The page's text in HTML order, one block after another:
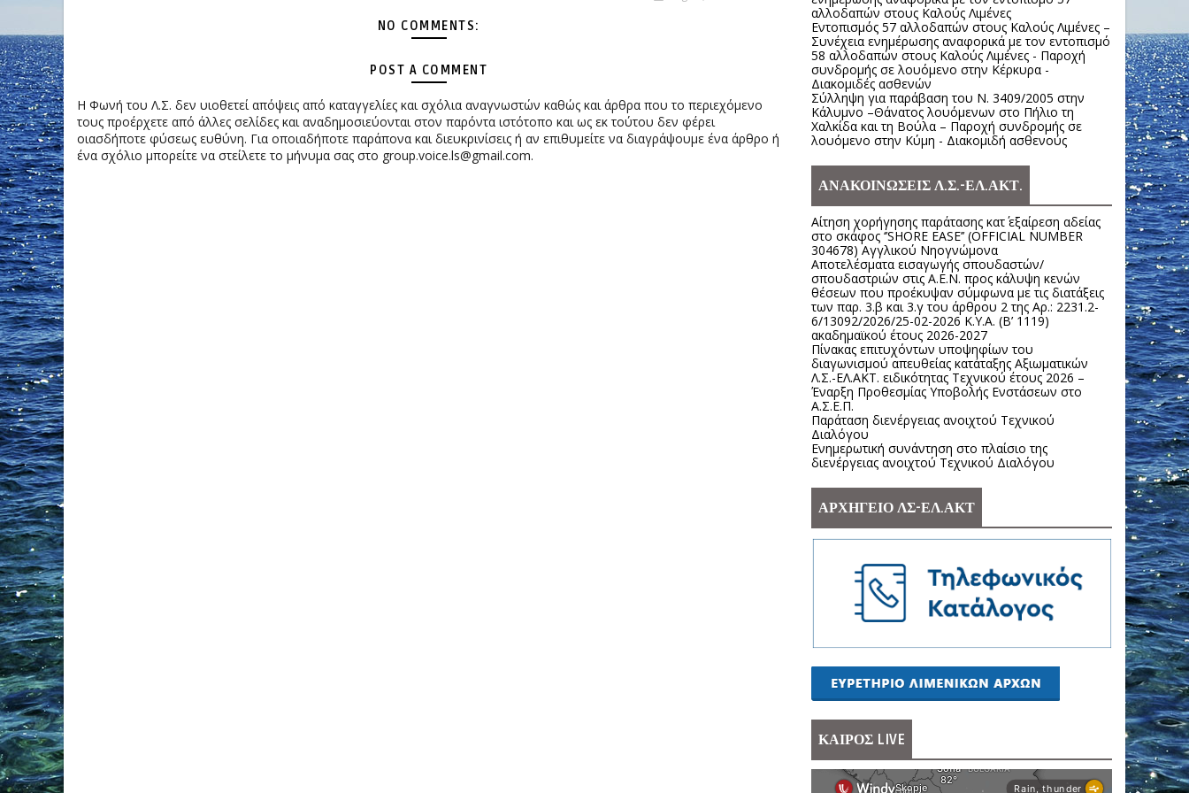
NO COMMENTS:
POST A COMMENT
Η Φωνή του Λ.Σ. δεν υιοθετεί απόψεις από καταγγελίες και σχόλια αναγνωστών καθώς και άρθρα που το περιεχόμενο
τους προέρχετε από άλλες σελίδες και αναδημοσιεύονται στον παρόντα ιστότοπο και ως εκ τούτου δεν φέρει
οιασδήποτε φύσεως ευθύνη. Για οποιαδήποτε παράπονα και διευκρινίσεις ή αν επιθυμείτε να διαγράψουμε ένα άρθρο ή
ένα σχόλιο μπορείτε να στείλετε το μήνυμα σας στο group.voice.ls@gmail.com.
αλλοδαπών στους Καλούς Λιμένες
Εντοπισμός 57 αλλοδαπών στους Καλούς Λιμένες –
Συνέχεια ενημέρωσης αναφορικά με τον εντοπισμό
58 αλλοδαπών στους Καλούς Λιμένες - Παροχή
συνδρομής σε λουόμενο στην Κέρκυρα -
Διακομιδές ασθενών
Σύλληψη για παράβαση του Ν. 3409/2005 στην
Κάλυμνο –Θάνατος λουόμενων στο Πήλιο τη
Χαλκίδα και τη Βούλα – Παροχή συνδρομής σε
λουόμενο στην Κύμη - Διακομιδή ασθενούς
ΑΝΑΚΟΙΝΩΣΕΙΣ Λ.Σ.-ΕΛ.ΑΚΤ.
Αίτηση χορήγησης παράτασης κατ΄ εξαίρεση αδείας
στο σκάφος ‘’SHORE EASE’’ (OFFICIAL NUMBER
304678) Αγγλικού Νηογνώμονα
Αποτελέσματα εισαγωγής σπουδαστών/
σπουδαστριών στις Α.Ε.Ν. προς κάλυψη κενών
θέσεων που προέκυψαν σύμφωνα με τις διατάξεις
των παρ. 3.β και 3.γ του άρθρου 2 της Αρ.: 2231.2-
6/13092/2026/25-02-2026 Κ.Υ.Α. (Β’ 1119)
ακαδημαϊκού έτους 2026-2027
Πίνακας επιτυχόντων υποψηφίων του
διαγωνισμού απευθείας κατάταξης Αξιωματικών
Λ.Σ.-ΕΛ.ΑΚΤ. ειδικότητας Τεχνικού έτους 2026 –
Έναρξη Προθεσμίας Υποβολής Ενστάσεων στο
Α.Σ.Ε.Π.
Παράταση διενέργειας ανοιχτού Τεχνικού
Διαλόγου
Ενημερωτική συνάντηση στο πλαίσιο της
διενέργειας ανοιχτού Τεχνικού Διαλόγου
ΑΡΧΗΓΕΙΟ ΛΣ-ΕΛ.ΑΚΤ
ΚΑΙΡΟΣ LIVE